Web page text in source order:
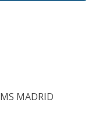
MADRID